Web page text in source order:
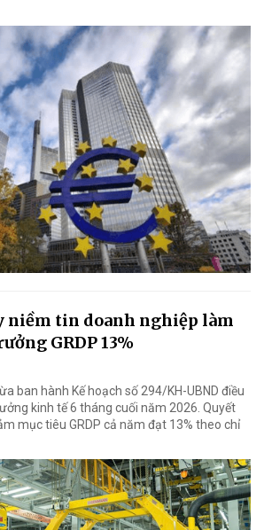
niềm tin doanh nghiệp làm
GRDP 13%
ban hành Kế hoạch số 294/KH-UBND điều
kinh tế 6 tháng cuối năm 2026. Quyết
mục tiêu GRDP cả năm đạt 13% theo chỉ